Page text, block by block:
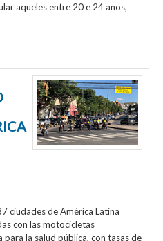
aqueles entre 20 e 24 anos,
ciudades de América Latina
con las motocicletas
la salud pública, con tasas de